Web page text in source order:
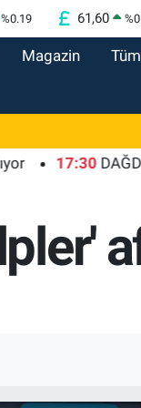
%0.19 61,60 %
Magazin
17:30 DAĞDER ve